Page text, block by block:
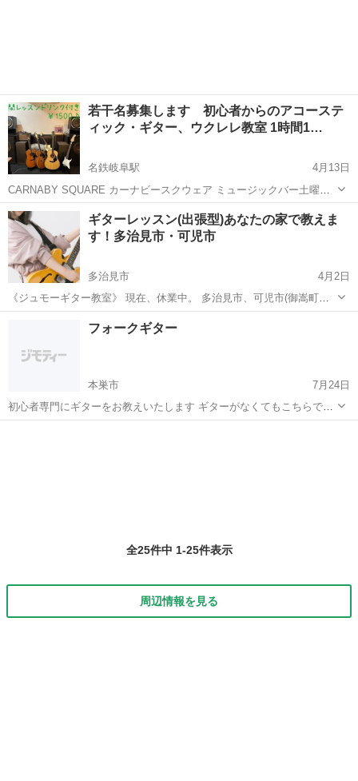
若干名募集します 初心者からのアコーステ
ィック・ギター、ウクレレ教室 1時間1…
名鉄岐阜駅
4月13日
CARNABY SQUARE カーナビースクウェア ミュージックバー土曜日
19時～24時 レコードの聴けるバーです♪ 弾き語りギター＆ピアノ演奏
等も可能です。 レコード、楽器、オーディオ等販売＆買取していま
す。 土曜日、...
岐阜 名鉄岐阜駅 ギター
アコースティックギター
ギターレッスン(出張型)あなたの家で教えま
す！多治見市・可児市
多治見市
4月2日
《ジュモーギター教室》 現在、休業中。 多治見市、可児市(御嵩町、
土岐市もOK) ギター教室 エレキギター アコースティックギター ギタ
ギター
フォークギター
本巣市
7月24日
初心者専門にギターをお教えいたします ギターがなくてもこちらで用
意いたします。 ３０分、2000円です。
全25件中 1-25件表示
周辺情報を見る